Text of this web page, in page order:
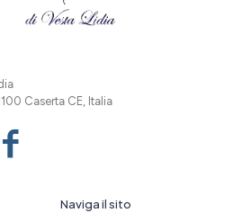
Caserta CE, Italia
Naviga il sito